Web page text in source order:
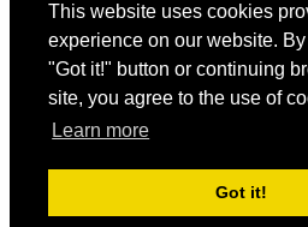
This website uses cookies
experience on our website.
"Got it!" button or continuing
site, you agree to the use of
Learn more
Got it!
Exención de responsabilidad: La información
estimación y sólo para su
de ida y / o consiguientes daños resultaron
Copyright 2015-2026
Contact Usfor